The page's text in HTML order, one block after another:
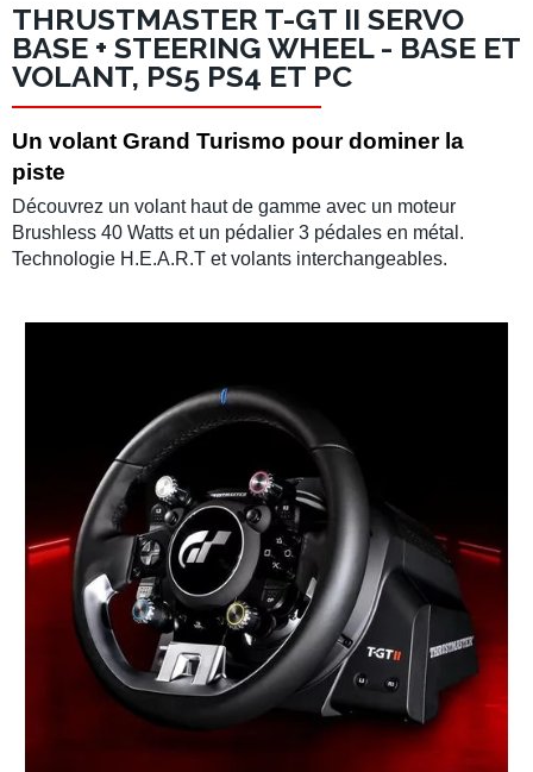
THRUSTMASTER T-GT II SERVO
BASE + STEERING WHEEL - BASE ET
VOLANT, PS5 PS4 ET PC
Un volant Grand Turismo pour dominer la
piste
Découvrez un volant haut de gamme avec un moteur
Brushless 40 Watts et un pédalier 3 pédales en métal.
Technologie H.E.A.R.T et volants interchangeables.